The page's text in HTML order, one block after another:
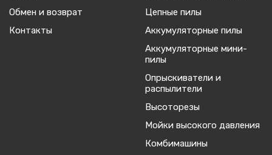
Обмен и возврат
Контакты
Цепные пилы
Аккумуляторные пилы
Аккумуляторные мини-
пилы
Опрыскиватели и
распылители
Высоторезы
Мойки высокого давления
Комбимашины